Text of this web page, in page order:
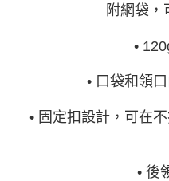
附網袋，
•
• 口袋和領
• 固定扣設計，可在
• 後